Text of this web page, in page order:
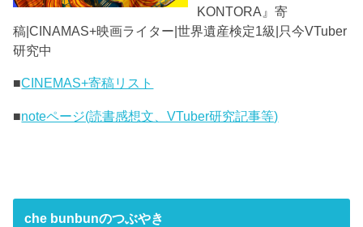
KONTORA』寄
稿|CINAMAS+映画ライター|世界遺産検定1級|只今VTuber
研究中
■CINEMAS+寄稿リスト
■noteページ(読書感想文、VTuber研究記事等)
che bunbunのつぶやき